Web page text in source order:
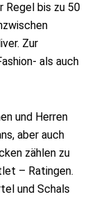
Regel bis zu 50
Zur
als auch
und Herren
aber auch
zählen zu
– Ratingen.
und Schals